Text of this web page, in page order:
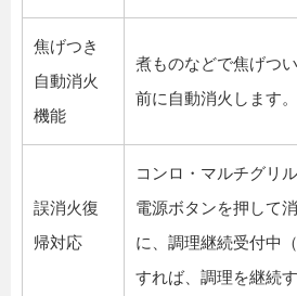
焦げつき
自動消火
機能
煮ものなどで焦げつ
前に自動消火します。
誤消火復
帰対応
コンロ・マルチグリ
電源ボタンを押して
に、調理継続受付中
すれば、調理を継続